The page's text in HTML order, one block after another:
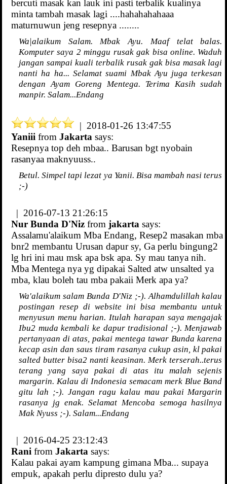
bercuti masak kan lauk ini pasti terbalik kualinya
minta tambah masak lagi ....hahahahahaaa
maturnuwun jeng resepnya ........
Wa|alaikum Salam. Mbak Ayu. Maaf telat balas.
Komputer saya 2 minggu rusak gak bisa online. Waduh
jangan sampai kuali terbalik rusak gak bisa masak lagi
nanti ha ha... Selamat suami Mbak Ayu juga terkesan
dengan Ayam Goreng Mentega. Terima Kasih sudah
manpir. Salam...Endang
| 2018-01-26 13:47:55
Yaniii from Jakarta says:
Resepnya top deh mbaa.. Barusan bgt nyobain
rasanyaa maknyuuss..
Betul. Simpel tapi lezat ya Yanii. Bisa mambah nasi terus
;-)
| 2016-07-13 21:26:15
Nur Bunda D'Niz from jakarta says:
Assalamu'alaikum Mba Endang, Resep2 masakan mba
bnr2 membantu Urusan dapur sy, Ga perlu bingung2
lg hri ini mau msk apa bsk apa. Sy mau tanya nih.
Mba Mentega nya yg dipakai Salted atw unsalted ya
mba, klau boleh tau mba pakaii Merk apa ya?
Wa'alaikum salam Bunda D'Niz ;-). Alhamdulillah kalau
postingan resep di website ini bisa membantu untuk
menyusun menu harian. Itulah harapan saya mengajak
Ibu2 muda kembali ke dapur tradisional ;-). Menjawab
pertanyaan di atas, pakai mentega tawar Bunda karena
kecap asin dan saus tiram rasanya cukup asin, kl pakai
salted butter bisa2 nanti keasinan. Merk terserah..terus
terang yang saya pakai di atas itu malah sejenis
margarin. Kalau di Indonesia semacam merk Blue Band
gitu lah ;-). Jangan ragu kalau mau pakai Margarin
rasanya jg enak. Selamat Mencoba semoga hasilnya
Mak Nyuss ;-). Salam...Endang
| 2016-04-25 23:12:43
Rani from Jakarta says:
Kalau pakai ayam kampung gimana Mba... supaya
empuk, apakah perlu dipresto dulu ya?